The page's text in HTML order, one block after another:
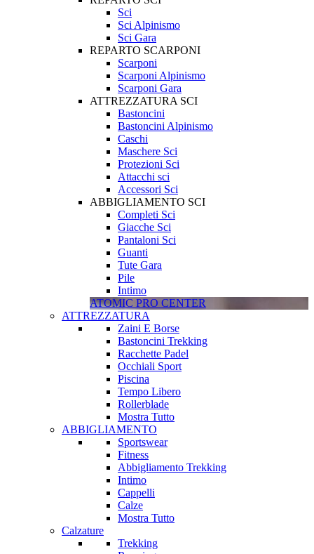
Sci
Sci Alpinismo
Sci Gara
REPARTO SCARPONI
Scarponi
Scarponi Alpinismo
Scarponi Gara
ATTREZZATURA SCI
Bastoncini
Bastoncini Alpinismo
Caschi
Maschere Sci
Protezioni Sci
Attacchi sci
Accessori Sci
ABBIGLIAMENTO SCI
Completi Sci
Giacche Sci
Pantaloni Sci
Guanti
Tute Gara
Pile
Intimo
ATOMIC PRO CENTER
ATTREZZATURA
Zaini E Borse
Bastoncini Trekking
Racchette Padel
Occhiali Sport
Piscina
Tempo Libero
Rollerblade
Mostra Tutto
ABBIGLIAMENTO
Sportswear
Fitness
Abbigliamento Trekking
Intimo
Cappelli
Calze
Mostra Tutto
Calzature
Trekking